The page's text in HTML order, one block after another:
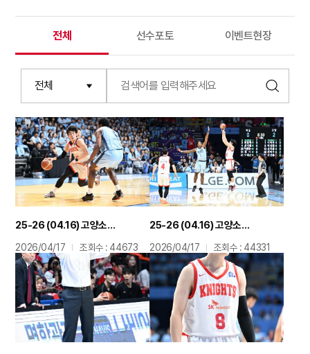
전체 선수포토 이벤트현장
25-26 (04.16) 고양소노 플레이오프 오재현
2026/04/17 조회수 : 44673
25-26 (04.16) 고양소노 플레이오프 알빈 톨렌티노
2026/04/17 조회수 : 44331